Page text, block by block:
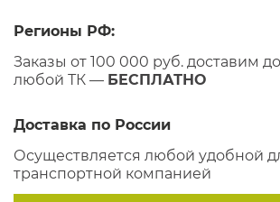
Регионы РФ:
Заказы от 100 000 руб. доставим
любой ТК — БЕСПЛАТНО
Доставка по России
Осуществляется любой удобной
транспортной компанией